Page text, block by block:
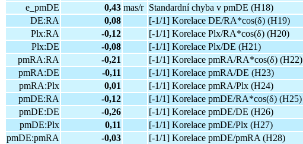
e_pmDE
0,43 mas/r Standardní chyba v pmDE (H18)
DE:RA
0,08
[-1/1] Korelace DE/RA*cos(δ) (H19)
Plx:RA
-0,12
[-1/1] Korelace Plx/RA*cos(δ) (H20)
Plx:DE
-0,08
[-1/1] Korelace Plx/DE (H21)
pmRA:RA
-0,21
[-1/1] Korelace pmRA/RA*cos(δ) (H22)
pmRA:DE
-0,11
[-1/1] Korelace pmRA/DE (H23)
pmRA:Plx
0,01
[-1/1] Korelace pmRA/Plx (H24)
pmDE:RA
-0,12
[-1/1] Korelace pmDE/RA*cos(δ) (H25)
pmDE:DE
-0,26
[-1/1] Korelace pmDE/DE (H26)
pmDE:Plx
0,11
[-1/1] Korelace pmDE/Plx (H27)
pmDE:pmRA
-0,03
[-1/1] Korelace pmDE/pmRA (H28)